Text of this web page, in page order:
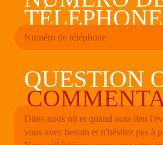
TÉLÉPHONE
QUESTION